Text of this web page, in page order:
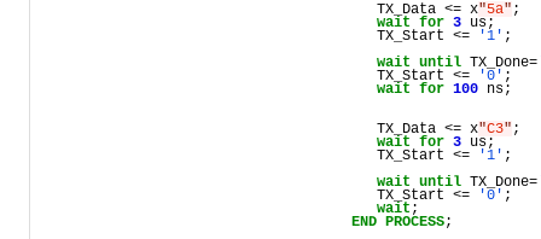
TX_Data <= x"5a" ;
wait
for 3 us;
TX_Start <= '1' ;
wait
until TX_Done=
TX_Start <= '0' ;
wait
for 100 ns;
TX_Data <= x"C3" ;
wait
for 3 us;
TX_Start <= '1' ;
wait
until TX_Done=
TX_Start <= '0' ;
wait ;
END
PROCESS;